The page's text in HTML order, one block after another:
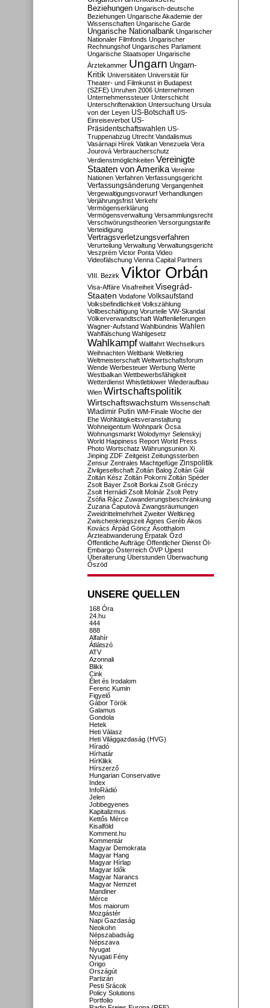
Beziehungen Ungarisch-deutsche
Beziehungen Ungarische Akademie der
Wissenschaften Ungarische Garde
Ungarische Nationalbank Ungarischer
Nationaler Filmfonds Ungarischer
Rechnungshof Ungarisches Parlament
Ungarische Staatsoper Ungarische
Ärztekammer Ungarn Ungarn-
Kritik Universitäten Universität für
Theater- und Filmkunst in Budapest
(SZFE) Unruhen 2006 Unternehmen
Unternehmenssteuer Unterschicht
Unterschriftenaktion Untersuchung Ursula
von der Leyen US-Botschaft US-
Einreiseverbot US-
Präsidentschaftswahlen US-
Truppenabzug Utrecht Vandalismus
Vasárnapi Hírek Vatikan Venezuela Vera
Jourová Verbraucherschutz
Verdienstmöglichkeiten Vereinigte
Staaten von Amerika Vereinte
Nationen Verfahren Verfassungsgericht
Verfassungsänderung Vergangenheit
Vergewaltigungsvorwurf Verhandlungen
Verjährungsfrist Verkehr
Vermögenserklärung
Vermögensverwaltung Versammlungsrecht
Verschwörungstheorien Versorgungstarife
Verteidigung
Vertragsverletzungsverfahren
Verurteilung Verwaltung Verwaltungsgericht
Veszprém Victor Ponta Video
Videofälschung Vienna Capital Partners
VIII. Bezirk Viktor Orbán
Visa-Affäre Visafreiheit Visegrád-
Staaten Vodafone Volksaufstand
Volksbefindlichkeit Volkszählung
Vollbeschäftigung Vorurteile VW-Skandal
Völkerverwandtschaft Waffenlieferungen
Wagner-Aufstand Wahlbündnis Wahlen
Wahlfälschung Wahlgesetz
Wahlkampf Wallfahrt Wechselkurs
Weihnachten Weltbank Weltkrieg
Weltmeisterschaft Weltwirtschaftsforum
Wende Werbesteuer Werbung Werte
Westbalkan Wettbewerbsfähigkeit
Wetterdienst Whistleblower Wiederaufbau
Wien Wirtschaftspolitik
Wirtschaftswachstum Wissenschaft
Wladimir Putin WM-Finale Woche der
Ehe Wohltätigkeitsveranstaltung
Wohneigentum Wohnpark Ócsa
Wohnungsmarkt Wolodymyr Selenskyj
World Happiness Report World Press
Photo Wortschatz Währungsunion Xi
Jinping ZDF Zeitgeist Zeitungssterben
Zensur Zentrales Machtgefüge Zinspolitik
Zivilgesellschaft Zoltán Balog Zoltán Gál
Zoltán Kész Zoltán Pokorni Zoltán Spéder
Zsolt Bayer Zsolt Borkai Zsolt Gréczy
Zsolt Hernádi Zsolt Molnár Zsolt Petry
Zsófia Rácz Zuwanderungsbeschränkung
Zuzana Čaputová Zwangsräumungen
Zweidrittelmehrheit Zweiter Weltkrieg
Zwischenkriegszeit Ágnes Geréb Ákos
Kovács Árpád Göncz Ásotthalom
Ärzteabwanderung Érpatak Ózd
Öffentliche Aufträge Öffentlicher Dienst Öl-
Embargo Österreich ÖVP Újpest
Überalterung Überstunden Überwachung
Őszöd
UNSERE QUELLEN
168 Óra
24.hu
444
888
Alfahír
Átlátszó
ATV
Azonnali
Blikk
Cink
Élet és Irodalom
Ferenc Kumin
Figyelő
Gábor Török
Galamus
Gondola
Hetek
Heti Válasz
Heti Világgazdaság (HVG)
Híradó
Hírhatár
HírKlikk
Hírszerző
Hungarian Conservative
Index
InfoRádió
Jelen
Jobbegyenes
Kapitalizmus
Kettős Mérce
Kisalföld
Komment.hu
Kommentár
Magyar Demokrata
Magyar Hang
Magyar Hírlap
Magyar Idők
Magyar Narancs
Magyar Nemzet
Mandiner
Mérce
Mos maiorum
Mozgástér
Napi Gazdaság
Neokohn
Népszabadság
Népszava
Nyugat
Nyugati Fény
Origo
Országút
Partizán
Pesti Srácok
Policy Solutions
Portfolio